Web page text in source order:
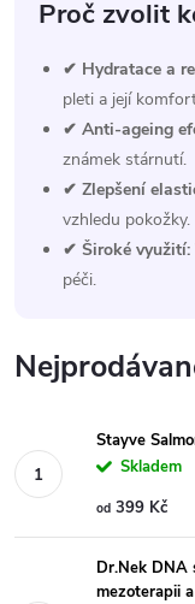
Proč zvolit
✔ Hydratace a
pleti a její
✔ Anti-ageing
známek stárnutí.
✔ Zlepšení
vzhledu pokožky.
✔ Široké využití:
péči.
Stayve
Skladem
od 399 Kč
Dr.Nek DNA
mezoterapii